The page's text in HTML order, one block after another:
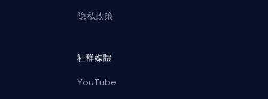
隐私政策
社群媒體
YouTube